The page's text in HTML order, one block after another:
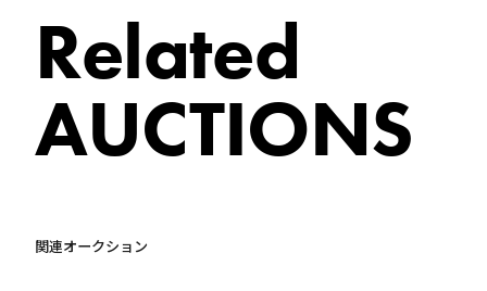
Related
AUCTIONS
関連オークション